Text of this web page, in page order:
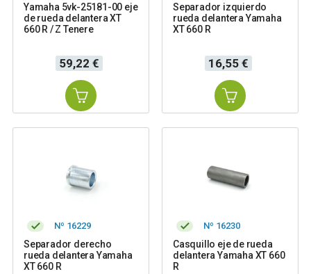
Yamaha 5vk-25181-00 eje
de rueda delantera XT
660 R / Z Tenere
Precio
59,22 €
Separador izquierdo
rueda delantera Yamaha
XT 660 R
Precio
16,55 €
Nº 16229
Separador derecho
rueda delantera Yamaha
XT 660 R
Nº 16230
Casquillo eje de rueda
delantera Yamaha XT 660
R